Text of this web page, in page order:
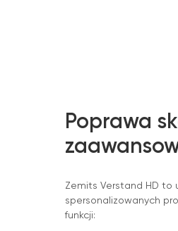
Poprawa
Zemits Verstand HD to
spersonalizowanych
funkcji: